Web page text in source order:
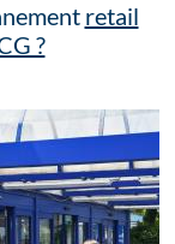
retail
?